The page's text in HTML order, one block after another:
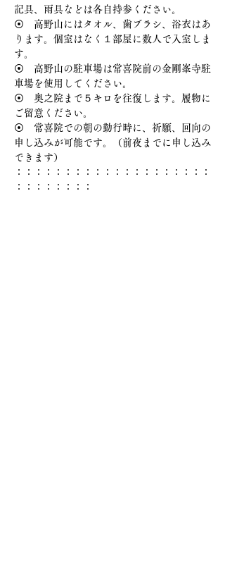
記具、雨具などは各自持参ください。
⦿　高野山にはタオル、歯ブラシ、浴衣はあ
ります。個室はなく１部屋に数人で入室しま
す。
⦿　高野山の駐車場は常喜院前の金剛峯寺駐
車場を使用してください。
⦿　奥之院まで５キロを往復します。履物に
ご留意ください。
⦿　常喜院での朝の勤行時に、祈願、回向の
申し込みが可能です。（前夜までに申し込み
できます）
：：：：：：：：：：：：：：：：：：：：
：：：：：：：：